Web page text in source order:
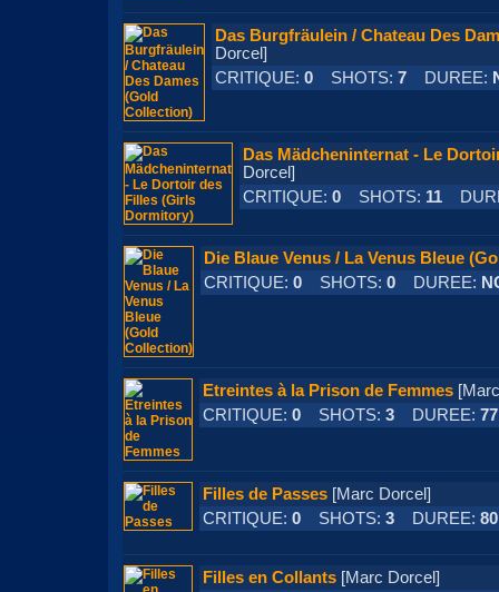
Das Burgfräulein / Chateau Des
Dorcel]
CRITIQUE: 0SHOTS: 7DUREE:
Das Mädcheninternat - Le
Dorcel]
CRITIQUE: 0SHOTS: 11
Die Blaue Venus / La Venus Bleue
CRITIQUE: 0SHOTS: 0DUREE:
Etreintes à la Prison de Femmes
CRITIQUE: 0SHOTS: 3DUREE:
Filles de Passes[Marc Dorcel]
CRITIQUE: 0SHOTS: 3DUREE:
Filles en Collants[Marc Dorcel]